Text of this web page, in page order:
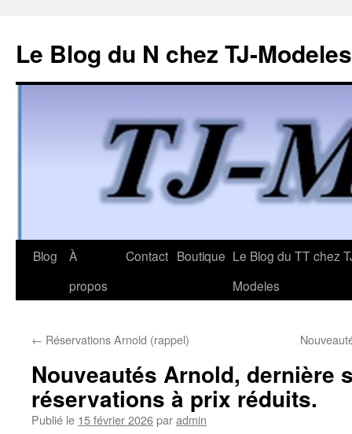
Le Blog du N chez TJ-Modeles
Aller
Blog
À
propos
Contact Boutique Le Blog du TT chez
Modeles
← Réservations Arnold (rappel)
Nouveautés Arnold, dernière
réservations à prix réduits.
Publié le 15 février 2026paradmin